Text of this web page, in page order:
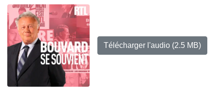
Télécharger l'audio (2.5 MB)